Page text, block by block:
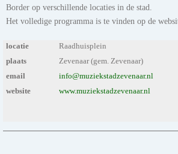
Border op verschillende locaties in de stad.
Het volledige programma is te vinden op de
locatie
Raadhuisplein
plaats
Zevenaar (gem. Zevenaar)
email
info@muziekstadzevenaar.nl
website
www.muziekstadzevenaar.nl